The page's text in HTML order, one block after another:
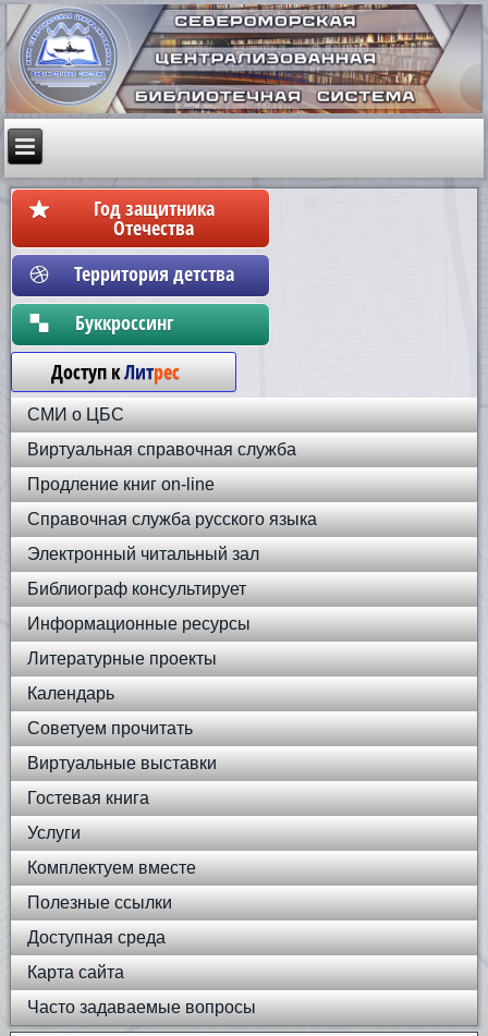
Год защитника
Отечества
Территория детства
Бyккpoccинг
Доступ кЛитрес
СМИ о ЦБС
Виртуальная справочная служба
Продление книг on-line
Справочная служба русского языка
Электронный читальный зал
Библиограф консультирует
Информационные ресурсы
Литературные проекты
Календарь
Советуем прочитать
Виртуальные выставки
Гостевая книга
Услуги
Комплектуем вместе
Полезные ссылки
Доступная среда
Карта сайта
Часто задаваемые вопросы